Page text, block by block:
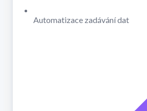
Automatizace zadávání dat